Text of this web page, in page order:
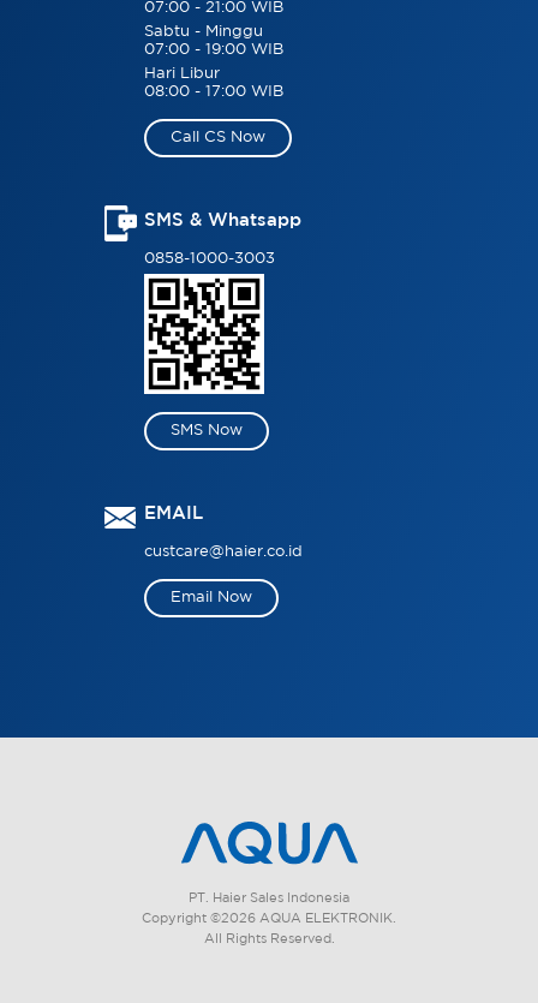
07:00 - 21:00 WIB
Sabtu - Minggu
07:00 - 19:00 WIB
Hari Libur
08:00 - 17:00 WIB
Call CS Now
SMS & Whatsapp
0858-1000-3003
SMS Now
EMAIL
custcare@haier.co.id
Email Now
PT. Haier Sales Indonesia
Copyright ©2026 AQUA ELEKTRONIK.
All Rights Reserved.